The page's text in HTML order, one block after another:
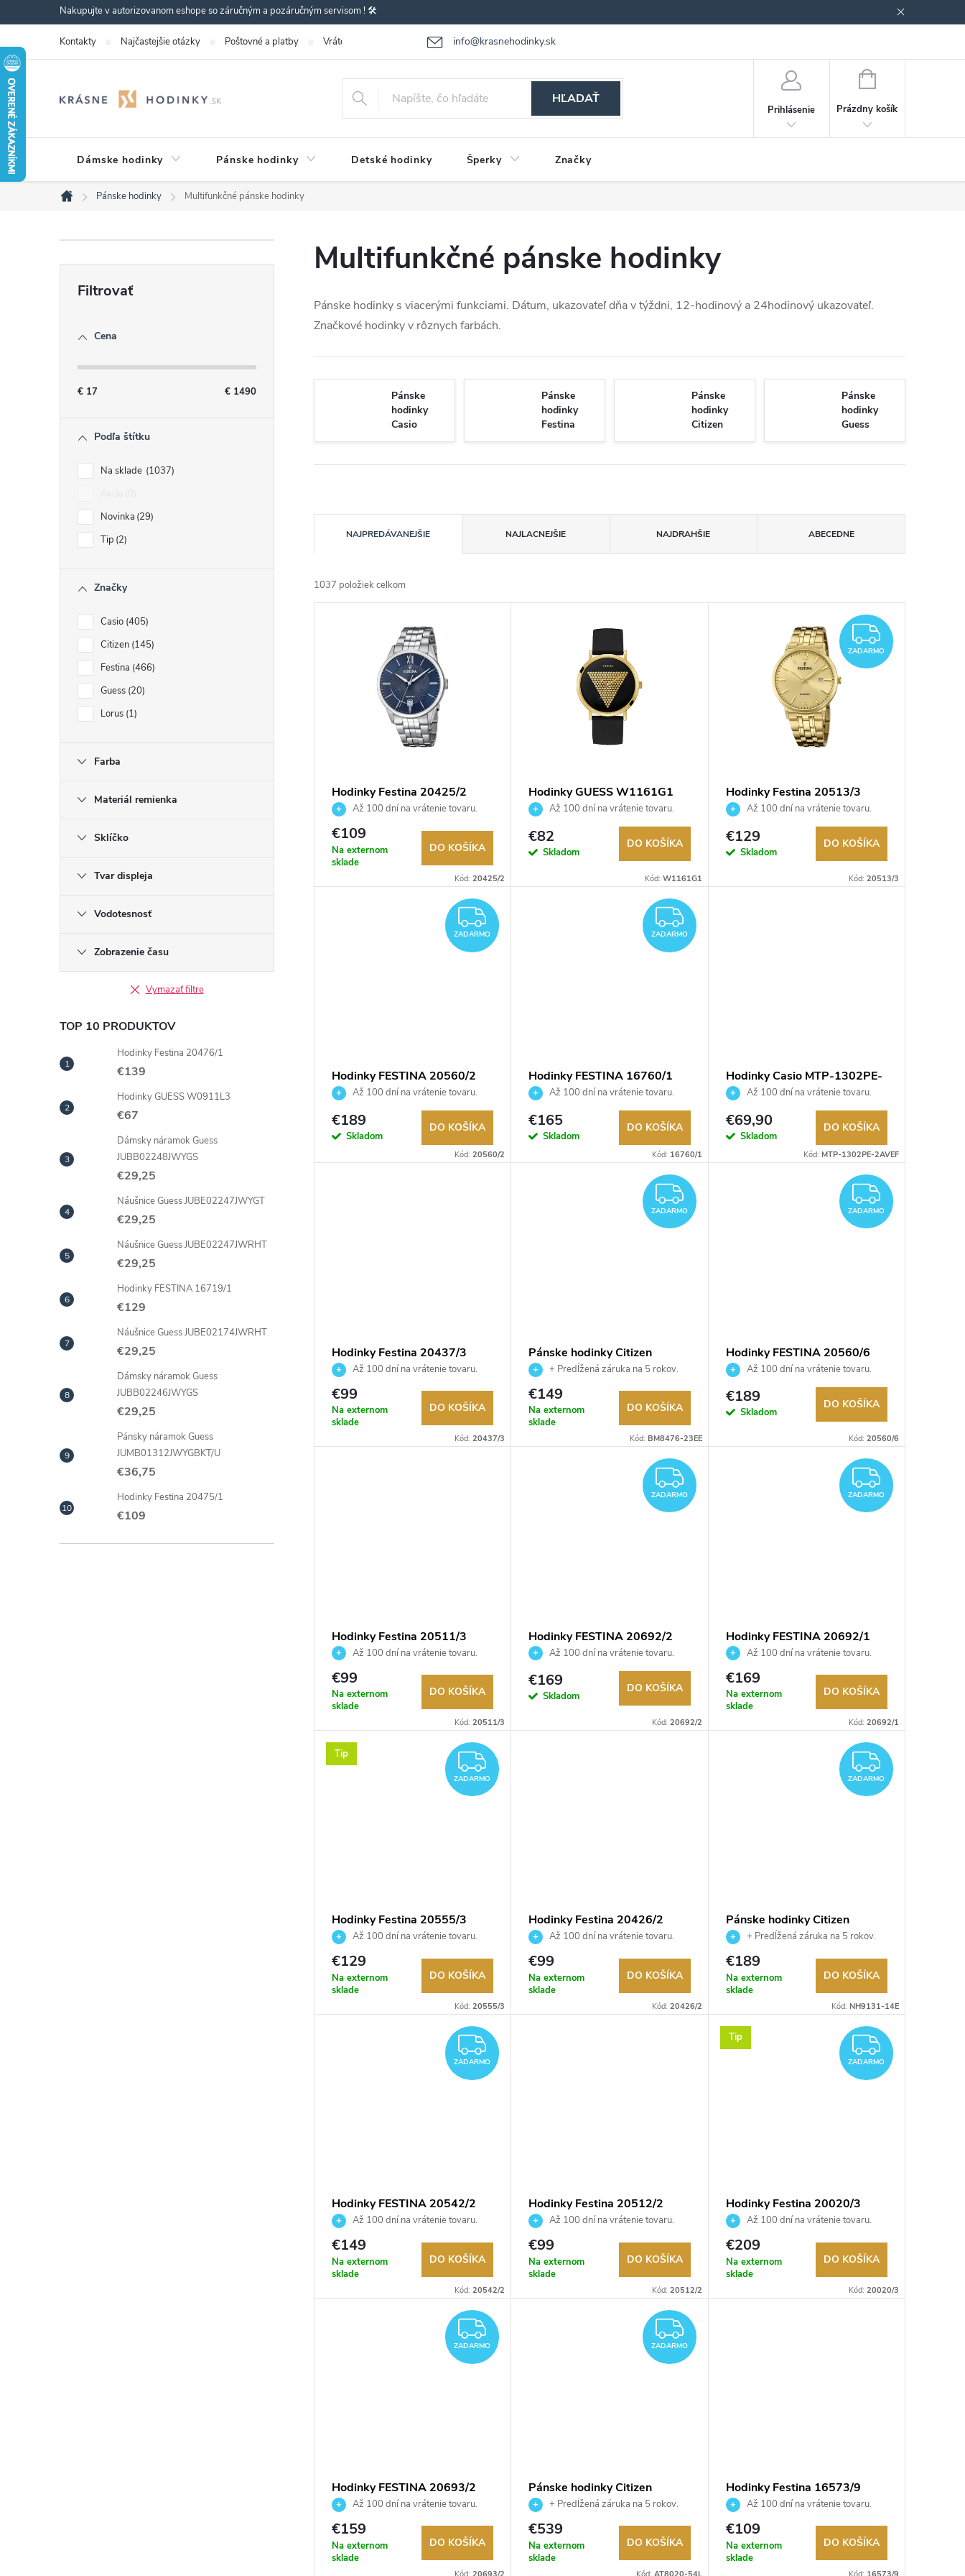
na
obsah
Nakupujte v autorizovanom eshope so záručným a pozáručným servisom ! 🛠️
info@krasnehodinky.sk
Kontakty Najčastejšie otázky Poštovné a platby Vrátenie-výmena tovaru Reklamácia tovaru Obchodné podmienky
HĽADAŤ
Prihlásenie
NÁKUPNÝ
Prázdny košík
Dámske hodinky Pánske hodinky Detské hodinky Šperky Značky
Domov
Pánske hodinky Multifunkčné pánske hodinky
B
Cena
€ 17 € 1490
Podľa štítku
Na sklade 1037
Novinka 29
Tip 2
Značky
Casio 405
Citizen 145
Festina 466
Guess 20
Lorus 1
Farba
Materiál remienka
Sklíčko
Tvar displeja
Vodotesnosť
Zobrazenie času
Vymazať filtre
TOP 10 PRODUKTOV
Hodinky Festina 20476/1
€139
Hodinky GUESS W0911L3
€67
Dámsky náramok Guess
JUBB02248JWYGS
€29,25
Náušnice Guess JUBE02247JWYGT
€29,25
Náušnice Guess JUBE02247JWRHT
€29,25
Hodinky FESTINA 16719/1
€129
Náušnice Guess JUBE02174JWRHT
€29,25
Dámsky náramok Guess
JUBB02246JWYGS
€29,25
Pánsky náramok Guess
JUMB01312JWYGBKT/U
€36,75
Hodinky Festina 20475/1
€109
Multifunkčné pánske hodinky
Pánske hodinky s viacerými funkciami. Dátum, ukazovateľ dňa v týždni, 12-hodinový a 24hodinový ukazovateľ.
Značkové hodinky v rôznych farbách.
Pánske
hodinky
Casio
Pánske
hodinky
Festina
Pánske
hodinky
Citizen
Pánske
hodinky
Guess
a
d
d
NAJPREDÁVANEJŠIE NAJLACNEJŠIE NAJDRAHŠIE ABECEDNE
1037 položiek celkom
Hodinky Festina 20425/2
Až 100 dní na vrátenie tovaru.
Autorizovaný predajca.
€109
Na externom
sklade
DO KOŠÍKA
Kód:20425/2
Hodinky GUESS W1161G1
Až 100 dní na vrátenie tovaru.
Autorizovaný predajca.
€82
Skladom
DO KOŠÍKA
Kód: W1161G1
ZADARMO
Hodinky Festina 20513/3
Až 100 dní na vrátenie tovaru.
Autorizovaný predajca.
€129
Skladom
DO KOŠÍKA
Kód: 20513/3
ZADARMO
ZADARMO
Hodinky FESTINA 20560/2
Až 100 dní na vrátenie tovaru.
Autorizovaný predajca.
€189
Skladom
DO KOŠÍKA
Kód:20560/2
ZADARMO
ZADARMO
Hodinky FESTINA 16760/1
Až 100 dní na vrátenie tovaru.
Autorizovaný predajca.
€165
Skladom
DO KOŠÍKA
Kód: 16760/1
Hodinky Casio MTP-1302PE-
2AVEFAž 100 dní na vrátenie tovaru.
Autorizovaný predajca.
€69,90
Skladom
DO KOŠÍKA
Kód: MTP-1302PE-2AVEF
Hodinky Festina 20437/3
Až 100 dní na vrátenie tovaru.
Autorizovaný predajca.
€99
Na externom
sklade
DO KOŠÍKA
Kód:20437/3
ZADARMO
ZADARMO
Pánske hodinky Citizen
BM8476-23EE
+ Predĺžená záruka na 5 rokov.
Až 100 dní na vrátenie tovaru.
Autorizovaný predajca.
€149
Na externom
sklade
DO KOŠÍKA
Kód: BM8476-23EE
ZADARMO
Hodinky FESTINA 20560/6
Až 100 dní na vrátenie tovaru.
Autorizovaný predajca.
€189
Skladom
DO KOŠÍKA
Kód: 20560/6
Hodinky Festina 20511/3
Až 100 dní na vrátenie tovaru.
€99
Na externom
sklade
DO KOŠÍKA
Kód:20511/3
ZADARMO
ZADARMO
Hodinky FESTINA 20692/2
Až 100 dní na vrátenie tovaru.
Autorizovaný predajca.
€169
Skladom
DO KOŠÍKA
Kód: 20692/2
ZADARMO
Hodinky FESTINA 20692/1
Až 100 dní na vrátenie tovaru.
€169
Na externom
sklade
DO KOŠÍKA
Kód: 20692/1
Tip ZADARMO
ZADARMO
Hodinky Festina 20555/3
Až 100 dní na vrátenie tovaru.
Autorizovaný predajca.
€129
Na externom
sklade
DO KOŠÍKA
Kód:20555/3
Hodinky Festina 20426/2
Až 100 dní na vrátenie tovaru.
Autorizovaný predajca.
€99
Na externom
sklade
DO KOŠÍKA
Kód: 20426/2
ZADARMO
Pánske hodinky Citizen
NH9131-14E
+ Predĺžená záruka na 5 rokov.
Až 100 dní na vrátenie tovaru.
Autorizovaný predajca.
€189
Na externom
sklade
DO KOŠÍKA
Kód: NH9131-14E
ZADARMO
ZADARMO
Hodinky FESTINA 20542/2
Až 100 dní na vrátenie tovaru.
Autorizovaný predajca.
€149
Na externom
sklade
DO KOŠÍKA
Kód:20542/2
Hodinky Festina 20512/2
Až 100 dní na vrátenie tovaru.
Autorizovaný predajca.
€99
Na externom
sklade
DO KOŠÍKA
Kód: 20512/2
Tip
ZADARMO
Hodinky Festina 20020/3
Až 100 dní na vrátenie tovaru.
Autorizovaný predajca.
€209
Na externom
sklade
DO KOŠÍKA
Kód: 20020/3
ZADARMO
ZADARMO
Hodinky FESTINA 20693/2
Až 100 dní na vrátenie tovaru.
Autorizovaný predajca.
€159
Na externom
sklade
DO KOŠÍKA
ZADARMO
ZADARMO
Pánske hodinky Citizen
AT8020-54L
+ Predĺžená záruka na 5 rokov.
Až 100 dní na vrátenie tovaru.
Autorizovaný predajca.
€539
Na externom
sklade
DO KOŠÍKA
Hodinky Festina 16573/9
Až 100 dní na vrátenie tovaru.
Autorizovaný predajca.
€109
Na externom
sklade
DO KOŠÍKA